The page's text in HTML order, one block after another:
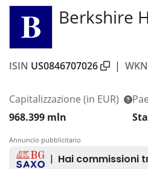
Berkshire
ISIN US0846707026 | WKN
Capitalizzazione (in EUR)
968.399 mln
Annuncio pubblicitario